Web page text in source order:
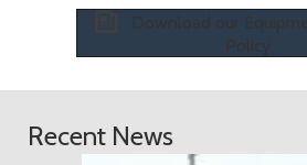
Download our
Policy
Recent News